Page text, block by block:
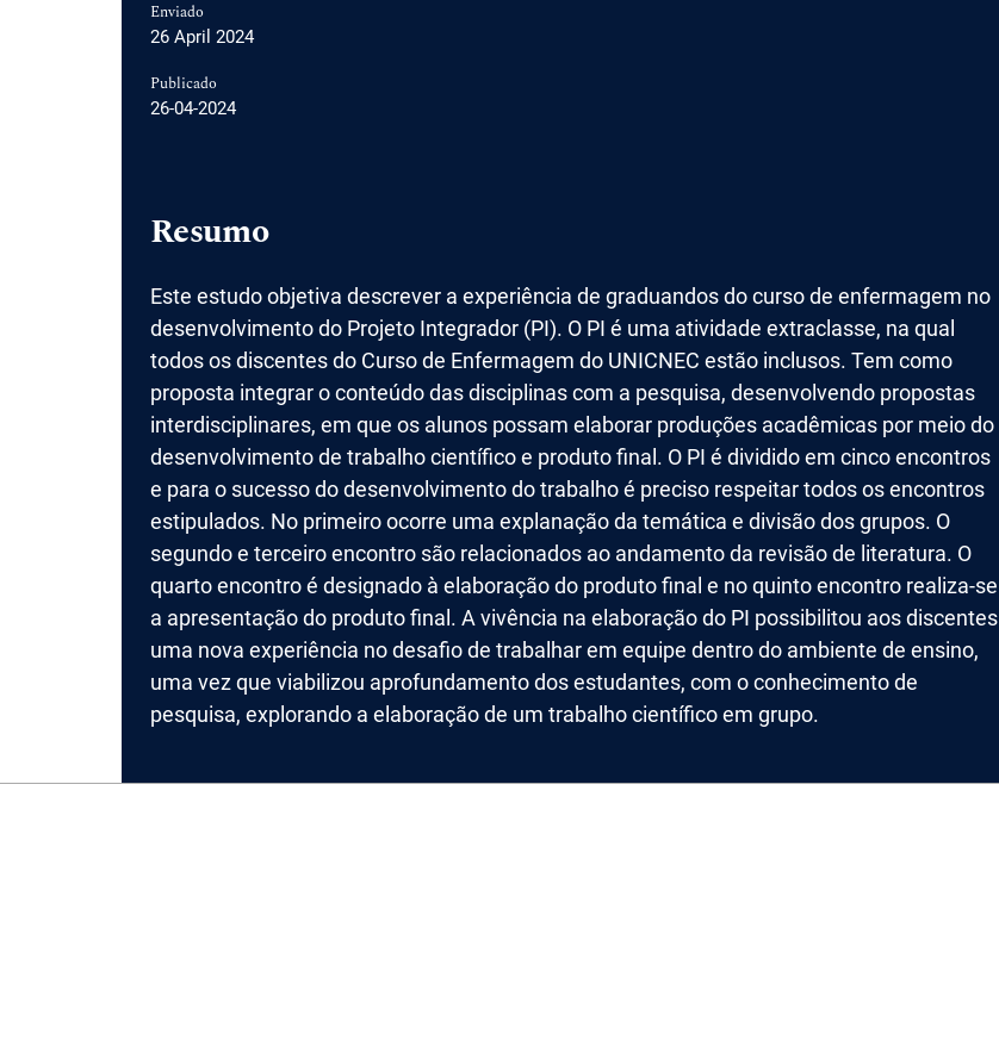
Enviado
26 April 2024
Publicado
26-04-2024
Resumo
Este estudo objetiva descrever a experiência de graduandos do curso de enfermagem no
desenvolvimento do Projeto Integrador (PI). O PI é uma atividade extraclasse, na qual
todos os discentes do Curso de Enfermagem do UNICNEC estão inclusos. Tem como
proposta integrar o conteúdo das disciplinas com a pesquisa, desenvolvendo propostas
interdisciplinares, em que os alunos possam elaborar produções acadêmicas por meio do
desenvolvimento de trabalho científico e produto final. O PI é dividido em cinco encontros
e para o sucesso do desenvolvimento do trabalho é preciso respeitar todos os encontros
estipulados. No primeiro ocorre uma explanação da temática e divisão dos grupos. O
segundo e terceiro encontro são relacionados ao andamento da revisão de literatura. O
quarto encontro é designado à elaboração do produto final e no quinto encontro realiza-se
a apresentação do produto final. A vivência na elaboração do PI possibilitou aos discentes
uma nova experiência no desafio de trabalhar em equipe dentro do ambiente de ensino,
uma vez que viabilizou aprofundamento dos estudantes, com o conhecimento de
pesquisa, explorando a elaboração de um trabalho científico em grupo.